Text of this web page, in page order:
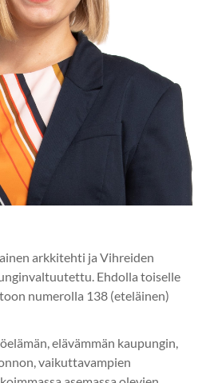
arkkitehti ja Vihreiden
Ehdolla toiselle
numerolla 138 (eteläinen)
elävämmän kaupungin,
vaikuttavampien